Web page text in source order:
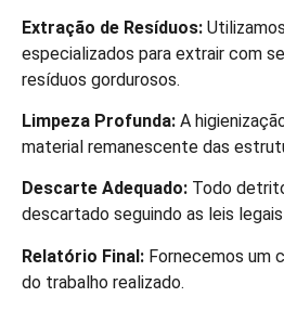
Extração de Resíduos:
especializados para extrair com
resíduos gordurosos.
Limpeza Profunda: A
material remanescente das
Descarte Adequado: Todo
descartado seguindo as leis
Relatório Final: Fornecemos um
do trabalho realizado.